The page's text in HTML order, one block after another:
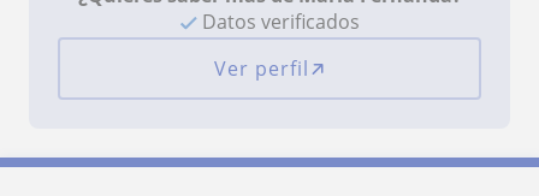
Datos verificados
Ver perfil